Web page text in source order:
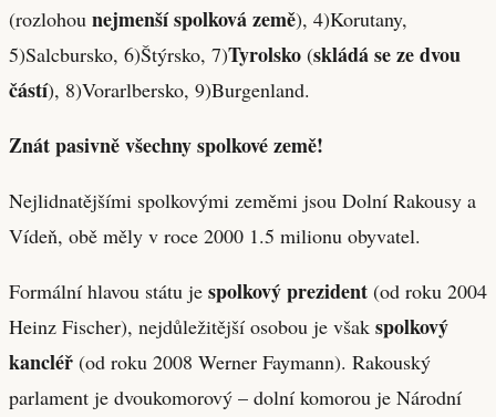
(rozlohou nejmenší spolková země), 4)Korutany,
5)Salcbursko, 6)Štýrsko, 7)Tyrolsko (skládá se ze dvou
částí), 8)Vorarlbersko, 9)Burgenland.
Znát pasivně všechny spolkové země!
Nejlidnatějšími spolkovými zeměmi jsou Dolní Rakousy a
Vídeň, obě měly v roce 2000 1.5 milionu obyvatel.
Formální hlavou státu je spolkový prezident (od roku 2004
Heinz Fischer), nejdůležitější osobou je však spolkový
kancléř (od roku 2008 Werner Faymann). Rakouský
parlament je dvoukomorový – dolní komorou je Národní